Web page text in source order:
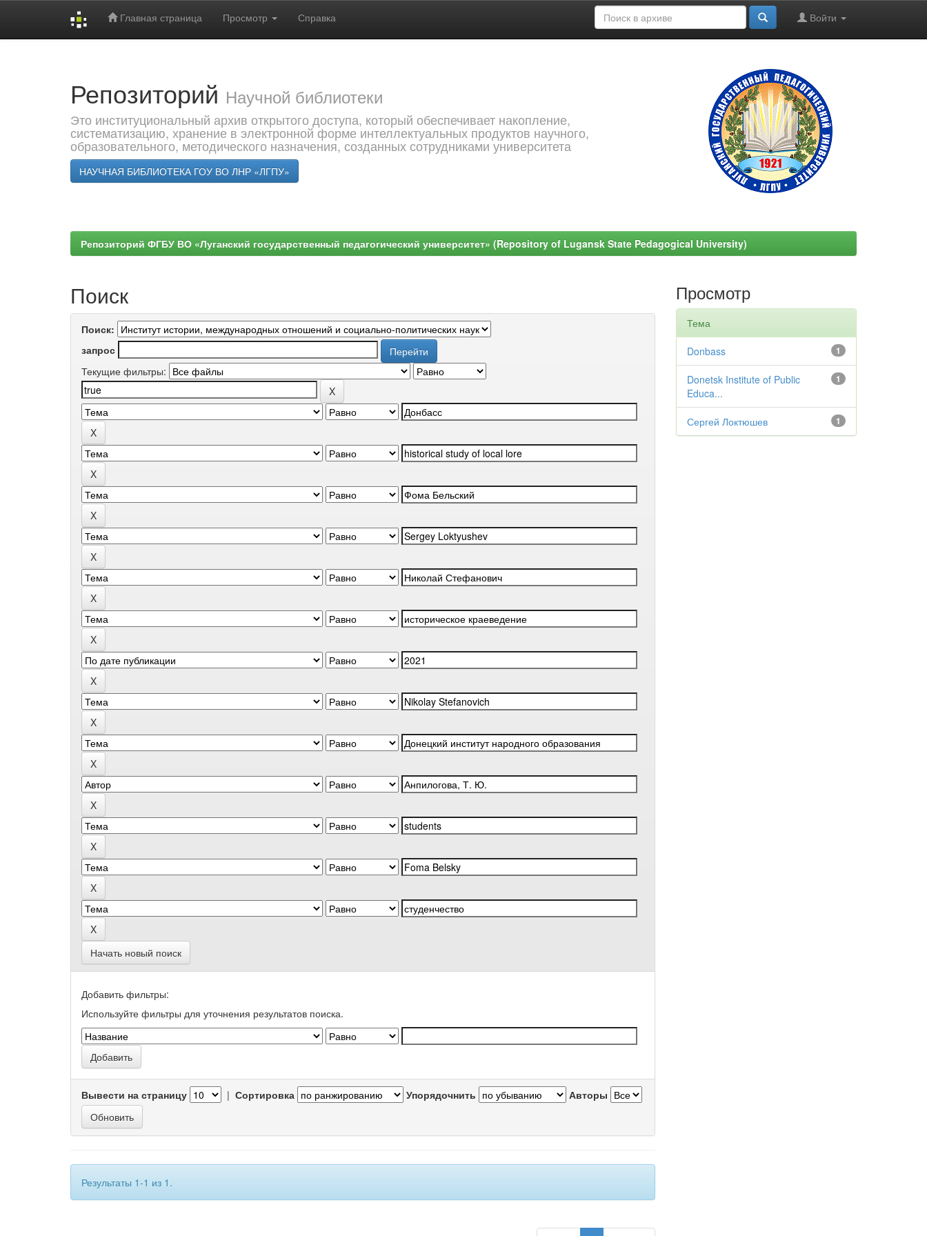
Главная страница Просмотр Справка Войти
Репозиторий Научной библиотеки
Это институциональный архив открытого доступа, который обеспечивает накопление,
систематизацию, хранение в электронной форме интеллектуальных продуктов научного,
образовательного, методического назначения, созданных сотрудниками университета
НАУЧНАЯ БИБЛИОТЕКА ГОУ ВО ЛНР «ЛГПУ»
Репозиторий ФГБУ ВО «Луганский государственный педагогический университет» (Repository of Lugansk State Pedagogical University)
Поиск
Поиск:
запрос
Текущие фильтры:
Начать новый поиск
Добавить фильтры:
Используйте фильтры для уточнения результатов поиска.
Вывести на страницу | Сортировка Упорядочнить Авторы
Результаты 1-1 из 1.
Просмотр
Тема
1
Donbass
1
Donetsk Institute of Public
Educa...
1
Сергей Локтюшев